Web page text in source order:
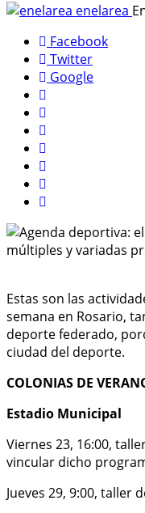
enelarea
Facebook
Twitter
Google
Estas son las
semana en Rosario,
deporte federado,
ciudad del deporte.
COLONIAS DE
Estadio Municipal
Viernes 23, 16:00,
vincular dicho
Jueves 29, 9:00, taller